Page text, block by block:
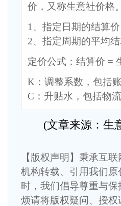
价，又称生意社价格
1、指定日期的结算价
2、指定周期的平均
定价公式：结算价 =
K：调整系数，包括
C：升贴水，包括物
(文章来源：生
【版权声明】秉承互
机构转载、引用我们
时，我们倡导尊重与
烦请将版权疑问、授